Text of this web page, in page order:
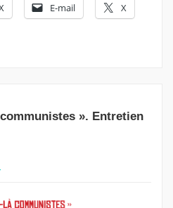
E-mail X
». Entretien